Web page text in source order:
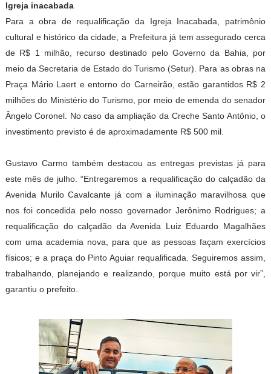
Igreja inacabada
Para a obra de requalificação da Igreja Inacabada, patrimônio
cultural e histórico da cidade, a Prefeitura já tem assegurado cerca
de R$ 1 milhão, recurso destinado pelo Governo da Bahia, por
meio da Secretaria de Estado do Turismo (Setur). Para as obras na
Praça Mário Laert e entorno do Carneirão, estão garantidos R$ 2
milhões do Ministério do Turismo, por meio de emenda do senador
Ângelo Coronel. No caso da ampliação da Creche Santo Antônio, o
investimento previsto é de aproximadamente R$ 500 mil.
Gustavo Carmo também destacou as entregas previstas já para
este mês de julho. “Entregaremos a requalificação do calçadão da
Avenida Murilo Cavalcante já com a iluminação maravilhosa que
nos foi concedida pelo nosso governador Jerônimo Rodrigues; a
requalificação do calçadão da Avenida Luiz Eduardo Magalhães
com uma academia nova, para que as pessoas façam exercícios
físicos; e a praça do Pinto Aguiar requalificada. Seguiremos assim,
trabalhando, planejando e realizando, porque muito está por vir”,
garantiu o prefeito.